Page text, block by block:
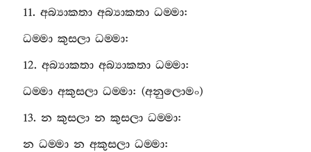
11. අබ්‍යාකතා අබ්‍යාකතා ධම‍්මා:
ධම‍්මා කුසලා ධම‍්මා:
12. අබ්‍යාකතා අබ්‍යාකතා ධම‍්මා:
ධම‍්මා අකුසලා ධම‍්මා: (අනුලොමං)
13. න කුසලා න කුසලා ධම‍්මා:
න ධම‍්මා න අකුසලා ධම‍්මා: